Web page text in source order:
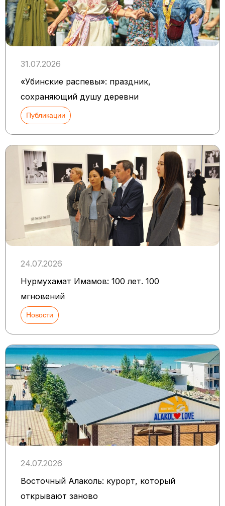
31.07.2026
«Убинские распевы»: праздник,
сохраняющий душу деревни
Публикации
24.07.2026
Нурмухамат Имамов: 100 лет. 100
мгновений
Новости
24.07.2026
Восточный Алаколь: курорт, который
открывают заново